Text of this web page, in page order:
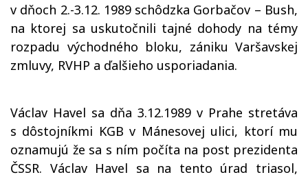
v dňoch 2.-3.12. 1989 schôdzka Gorbačov – Bush,
na ktorej sa uskutočnili tajné dohody na témy
rozpadu východného bloku, zániku Varšavskej
zmluvy, RVHP a ďalšieho usporiadania.
Václav Havel sa dňa 3.12.1989 v Prahe stretáva
s dôstojníkmi KGB v Mánesovej ulici, ktorí mu
oznamujú že sa s ním počíta na post prezidenta
ČSSR. Václav Havel sa na tento úrad triasol,